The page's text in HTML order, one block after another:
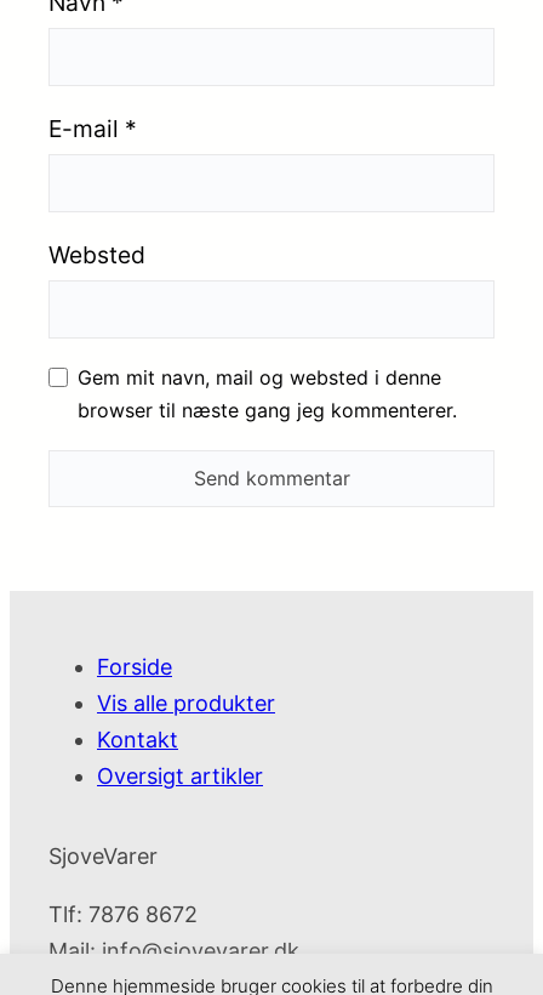
E-mail *
Websted
Gem mit navn, mail og websted i denne
browser til næste gang jeg kommenterer.
Forside
Vis alle produkter
Kontakt
Oversigt artikler
SjoveVarer
Tlf: 7876 8672
Mail: info@sjovevarer.dk
Denne hjemmeside bruger cookies til at forbedre din